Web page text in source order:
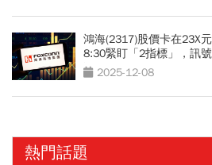
鴻海(2317)股價卡在23X
8:30緊盯「2指標」，訊
漲100元」
2025-12-08
熱門話題